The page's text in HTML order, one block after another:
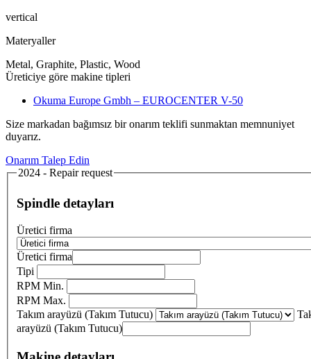
vertical
Materyaller
Metal, Graphite, Plastic, Wood
Üreticiye göre makine tipleri
Okuma Europe Gmbh – EUROCENTER V-50
Size markadan bağımsız bir onarım teklifi sunmaktan memnuniyet
duyarız.
Onarım Talep Edin
2024 - Repair request
Spindle detayları
Üretici firma
Üretici firma
Tipi
RPM Min.
RPM Max.
Takım arayüzü (Takım Tutucu)
arayüzü (Takım Tutucu)